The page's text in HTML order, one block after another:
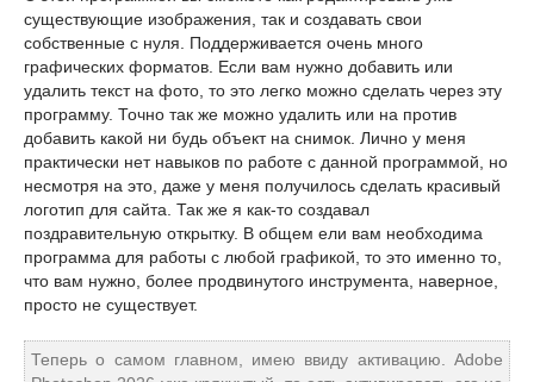
существующие изображения, так и создавать свои
собственные с нуля. Поддерживается очень много
графических форматов. Если вам нужно добавить или
удалить текст на фото, то это легко можно сделать через эту
программу. Точно так же можно удалить или на против
добавить какой ни будь объект на снимок. Лично у меня
практически нет навыков по работе с данной программой, но
несмотря на это, даже у меня получилось сделать красивый
логотип для сайта. Так же я как-то создавал
поздравительную открытку. В общем ели вам необходима
программа для работы с любой графикой, то это именно то,
что вам нужно, более продвинутого инструмента, наверное,
просто не существует.
Теперь о самом главном, имею ввиду активацию. Adobe